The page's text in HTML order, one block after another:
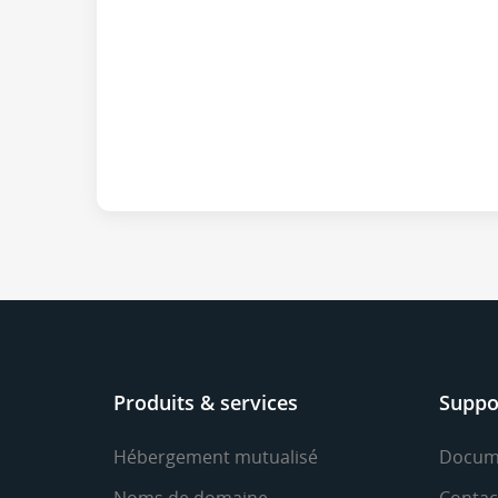
Produits & services
Hébergement mutualisé